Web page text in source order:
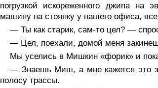
погрузкой искореженного джипа на
машину на стоянку у нашего офиса,
— Ты как старик, сам-то цел? —
— Цел, поехали, домой меня
Мы уселись в Мишкин «форик» и
— Знаешь Миш, а мне кажется это
полосу трассы.